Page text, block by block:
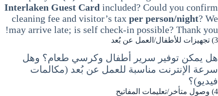
Interlaken Guest Card included? Could you confirm
cleaning fee and visitor’s tax per person/night? We
may arrive late; is self check-in possible? Thank you!
3) تجهيزات للأطفال/العمل عن بُعد
هل يمكن توفير سرير أطفال وكرسي طعام؟ وهل
سرعة الإنترنت مناسبة للعمل عن بُعد (مكالمات
فيديو)؟
4) وصول متأخر/تعليمات المفاتيح